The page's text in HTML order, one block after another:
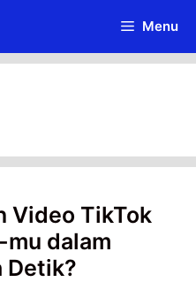
Menu
Video TikTok
mu dalam
Detik?